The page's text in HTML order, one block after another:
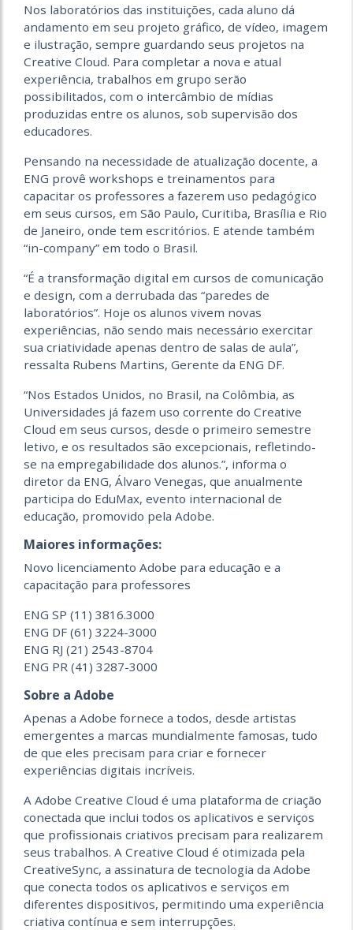
Nos laboratórios das instituições, cada aluno dá
andamento em seu projeto gráfico, de vídeo, imagem
e ilustração, sempre guardando seus projetos na
Creative Cloud. Para completar a nova e atual
experiência, trabalhos em grupo serão
possibilitados, com o intercâmbio de mídias
produzidas entre os alunos, sob supervisão dos
educadores.
Pensando na necessidade de atualização docente, a
ENG provê workshops e treinamentos para
capacitar os professores a fazerem uso pedagógico
em seus cursos, em São Paulo, Curitiba, Brasília e Rio
de Janeiro, onde tem escritórios. E atende também
“in-company” em todo o Brasil.
“É a transformação digital em cursos de comunicação
e design, com a derrubada das “paredes de
laboratórios”. Hoje os alunos vivem novas
experiências, não sendo mais necessário exercitar
sua criatividade apenas dentro de salas de aula”,
ressalta Rubens Martins, Gerente da ENG DF.
“Nos Estados Unidos, no Brasil, na Colômbia, as
Universidades já fazem uso corrente do Creative
Cloud em seus cursos, desde o primeiro semestre
letivo, e os resultados são excepcionais, refletindo-
se na empregabilidade dos alunos.”, informa o
diretor da ENG, Álvaro Venegas, que anualmente
participa do EduMax, evento internacional de
educação, promovido pela Adobe.
Maiores informações:
Novo licenciamento Adobe para educação e a
capacitação para professores
ENG SP (11) 3816.3000
ENG DF (61) 3224-3000
ENG RJ (21) 2543-8704
ENG PR (41) 3287-3000
Sobre a Adobe
Apenas a Adobe fornece a todos, desde artistas
emergentes a marcas mundialmente famosas, tudo
de que eles precisam para criar e fornecer
experiências digitais incríveis.
A Adobe Creative Cloud é uma plataforma de criação
conectada que inclui todos os aplicativos e serviços
que profissionais criativos precisam para realizarem
seus trabalhos. A Creative Cloud é otimizada pela
CreativeSync, a assinatura de tecnologia da Adobe
que conecta todos os aplicativos e serviços em
diferentes dispositivos, permitindo uma experiência
criativa contínua e sem interrupções.